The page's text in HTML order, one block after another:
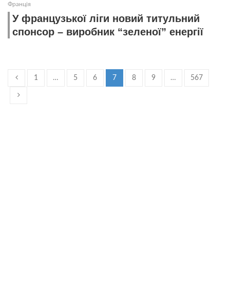
Франція
У французької ліги новий титульний
спонсор – виробник “зеленої” енергії
1 … 5 6 7 8 9 … 567